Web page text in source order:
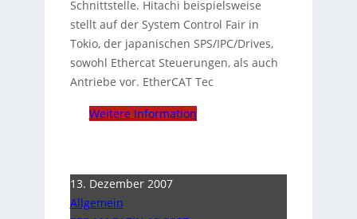
Schnittstelle. Hitachi beispielsweise
stellt auf der System Control Fair in
Tokio, der japanischen SPS/IPC/Drives,
sowohl Ethercat Steuerungen, als auch
Antriebe vor. EtherCAT Tec
Weitere Information
13. Dezember 2007
Allgemein